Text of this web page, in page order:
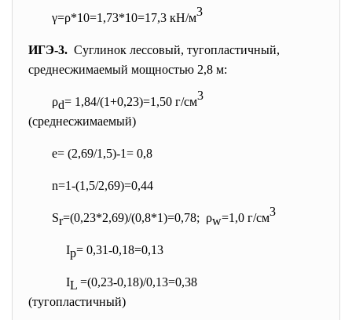
γ=ρ*10=1,73*10=17,3 кН/м3
ИГЭ-3. Суглинок лессовый, тугопластичный,
среднесжимаемый мощностью 2,8 м:
ρd= 1,84/(1+0,23)=1,50 г/см3
(среднесжимаемый)
e= (2,69/1,5)-1= 0,8
n=1-(1,5/2,69)=0,44
Sr=(0,23*2,69)/(0,8*1)=0,78; ρw=1,0 г/см3
Ip= 0,31-0,18=0,13
IL =(0,23-0,18)/0,13=0,38
(тугопластичный)